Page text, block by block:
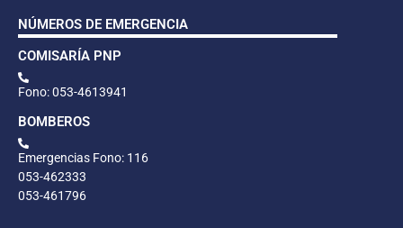
NÚMEROS DE EMERGENCIA
COMISARÍA PNP
Fono: 053-4613941
BOMBEROS
Emergencias Fono: 116
053-462333
053-461796